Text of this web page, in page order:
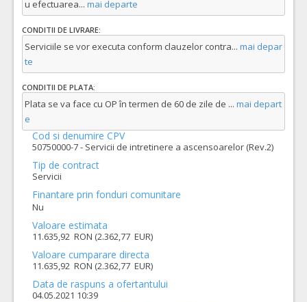
u efectuarea... mai departe
CONDITII DE LIVRARE:
Serviciile se vor executa conform clauzelor contra... mai depar
te
CONDITII DE PLATA:
Plata se va face cu OP în termen de 60 de zile de ... mai depart
e
Cod si denumire CPV
50750000-7 - Servicii de intretinere a ascensoarelor (Rev.2)
Tip de contract
Servicii
Finantare prin fonduri comunitare
Nu
Valoare estimata
11.635,92 RON (2.362,77 EUR)
Valoare cumparare directa
11.635,92 RON (2.362,77 EUR)
Data de raspuns a ofertantului
04.05.2021 10:39